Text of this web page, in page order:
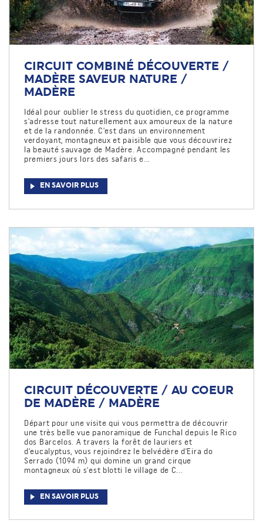
CIRCUIT COMBINÉ DÉCOUVERTE /
MADÈRE SAVEUR NATURE /
MADÈRE
Idéal pour oublier le stress du quotidien, ce programme
s'adresse tout naturellement aux amoureux de la nature
et de la randonnée. C'est dans un environnement
verdoyant, montagneux et paisible que vous découvrirez
la beauté sauvage de Madère. Accompagné pendant les
premiers jours lors des safaris e...
EN SAVOIR PLUS
CIRCUIT DÉCOUVERTE / AU COEUR
DE MADÈRE / MADÈRE
Départ pour une visite qui vous permettra de découvrir
une très belle vue panoramique de Funchal depuis le Rico
dos Barcelos. A travers la forêt de lauriers et
d'eucalyptus, vous rejoindrez le belvédère d'Eira do
Serrado (1094 m) qui domine un grand cirque
montagneux où s'est blotti le village de C...
EN SAVOIR PLUS